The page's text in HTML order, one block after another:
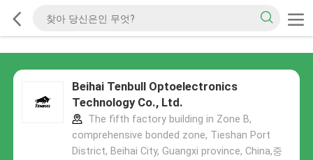
Beihai Tenbull Optoelectronics
Technology Co., Ltd.
The fifth factory building in Zone B,
comprehensive bonded zone, Tieshan Port
District, Beihai City, Guangxi province, China,중